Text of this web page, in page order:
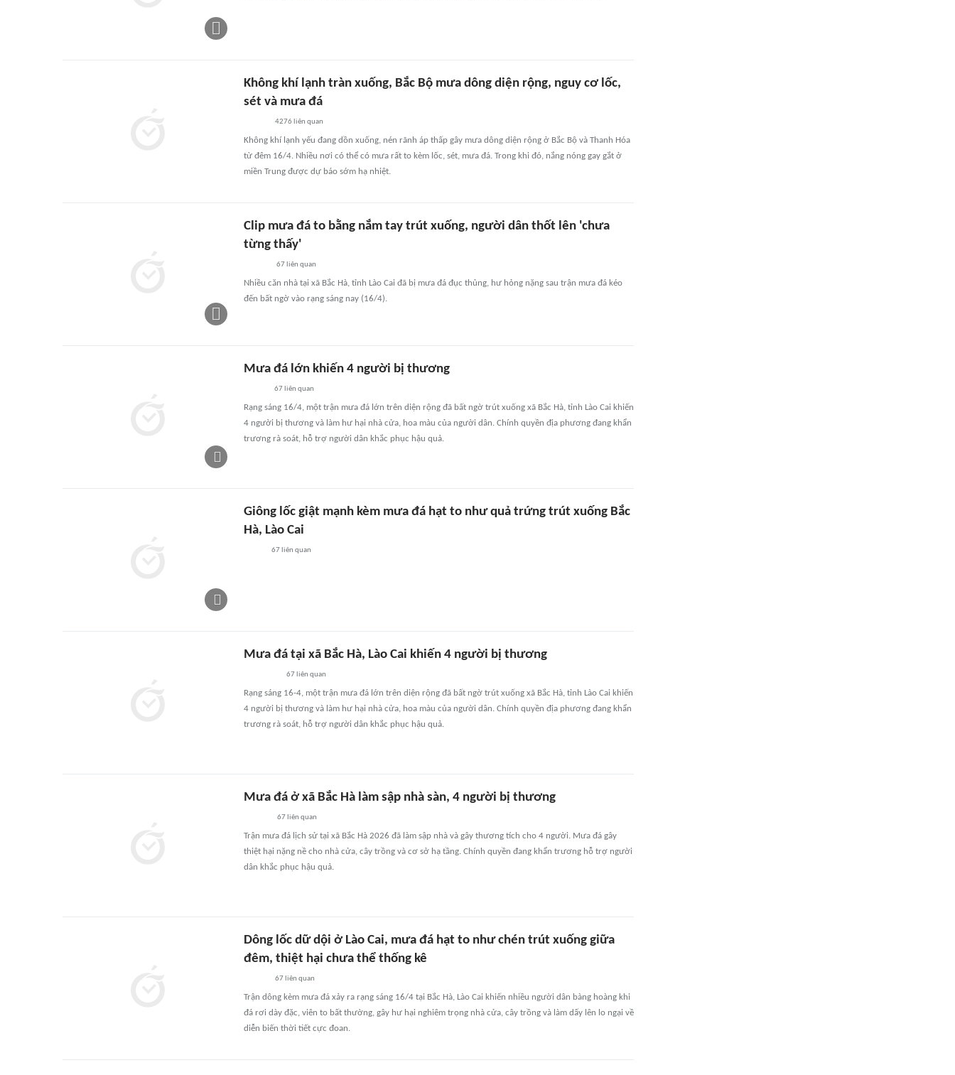
Không khí lạnh tràn xuống, Bắc Bộ mưa dông diện rộng, nguy cơ lốc,
sét và mưa đá
4276 liên quan
Không khí lạnh yếu đang dồn xuống, nén rãnh áp thấp gây mưa dông diện rộng ở Bắc Bộ và Thanh Hóa
từ đêm 16/4. Nhiều nơi có thể có mưa rất to kèm lốc, sét, mưa đá. Trong khi đó, nắng nóng gay gắt ở
miền Trung được dự báo sớm hạ nhiệt.
Clip mưa đá to bằng nắm tay trút xuống, người dân thốt lên 'chưa
từng thấy'
67liên quan
Nhiều căn nhà tại xã Bắc Hà, tỉnh Lào Cai đã bị mưa đá đục thủng, hư hỏng nặng sau trận mưa đá kéo
đến bất ngờ vào rạng sáng nay (16/4).
Mưa đá lớn khiến 4 người bị thương
67liên quan
Rạng sáng 16/4, một trận mưa đá lớn trên diện rộng đã bất ngờ trút xuống xã Bắc Hà, tỉnh Lào Cai khiến
4 người bị thương và làm hư hại nhà cửa, hoa màu của người dân. Chính quyền địa phương đang khẩn
trương rà soát, hỗ trợ người dân khắc phục hậu quả.
Giông lốc giật mạnh kèm mưa đá hạt to như quả trứng trút xuống Bắc
Hà, Lào Cai
67liên quan
Mưa đá tại xã Bắc Hà, Lào Cai khiến 4 người bị thương
67 liên quan
Rạng sáng 16-4, một trận mưa đá lớn trên diện rộng đã bất ngờ trút xuống xã Bắc Hà, tỉnh Lào Cai khiến
4 người bị thương và làm hư hại nhà cửa, hoa màu của người dân. Chính quyền địa phương đang khẩn
trương rà soát, hỗ trợ người dân khắc phục hậu quả.
Mưa đá ở xã Bắc Hà làm sập nhà sàn, 4 người bị thương
67liên quan
Trận mưa đá lịch sử tại xã Bắc Hà 2026 đã làm sập nhà và gây thương tích cho 4 người. Mưa đá gây
thiệt hại nặng nề cho nhà cửa, cây trồng và cơ sở hạ tầng. Chính quyền đang khẩn trương hỗ trợ người
dân khắc phục hậu quả.
Dông lốc dữ dội ở Lào Cai, mưa đá hạt to như chén trút xuống giữa
đêm, thiệt hại chưa thể thống kê
67 liên quan
Trận dông kèm mưa đá xảy ra rạng sáng 16/4 tại Bắc Hà, Lào Cai khiến nhiều người dân bàng hoàng khi
đá rơi dày đặc, viên to bất thường, gây hư hại nghiêm trọng nhà cửa, cây trồng và làm dấy lên lo ngại về
diễn biến thời tiết cực đoan.